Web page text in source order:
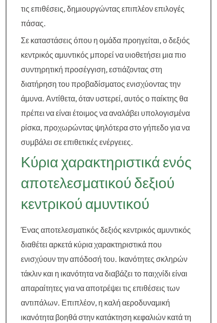
τις επιθέσεις, δημιουργώντας επιπλέον επιλογές
πάσας.
Σε καταστάσεις όπου η ομάδα προηγείται, ο δεξιός
κεντρικός αμυντικός μπορεί να υιοθετήσει μια πιο
συντηρητική προσέγγιση, εστιάζοντας στη
διατήρηση του προβαδίσματος ενισχύοντας την
άμυνα. Αντίθετα, όταν υστερεί, αυτός ο παίκτης θα
πρέπει να είναι έτοιμος να αναλάβει υπολογισμένα
ρίσκα, προχωρώντας ψηλότερα στο γήπεδο για να
συμβάλει σε επιθετικές ενέργειες.
Κύρια χαρακτηριστικά ενός
αποτελεσματικού δεξιού
κεντρικού αμυντικού
Ένας αποτελεσματικός δεξιός κεντρικός αμυντικός
διαθέτει αρκετά κύρια χαρακτηριστικά που
ενισχύουν την απόδοσή του. Ικανότητες σκληρών
τάκλιν και η ικανότητα να διαβάζει το παιχνίδι είναι
απαραίτητες για να αποτρέψει τις επιθέσεις των
αντιπάλων. Επιπλέον, η καλή αεροδυναμική
ικανότητα βοηθά στην κατάκτηση κεφαλιών κατά τη